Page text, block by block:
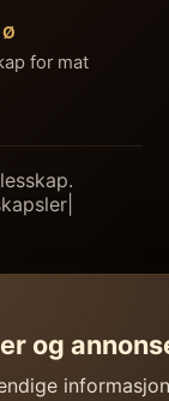
for mat
og